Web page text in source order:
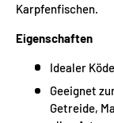
Karpfenfischen.
Eigenschaften
Idealer
Geeignet
Getreide,